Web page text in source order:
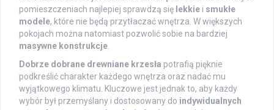
pomieszczeniach najlepiej sprawdzą się lekkie i smukłe
modele, które nie będą przytłaczać wnętrza. W większych
pokojach można natomiast pozwolić sobie na bardziej
masywne konstrukcje
Dobrze dobrane drewniane krzesła potrafią pięknie
podkreślić charakter każdego wnętrza oraz nadać mu
wyjątkowego klimatu. Kluczowe jest jednak to, aby każdy
wybór był przemyślany i dostosowany do indywidualnych